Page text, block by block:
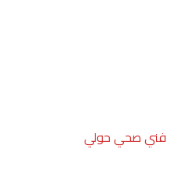
فني صحي حولي